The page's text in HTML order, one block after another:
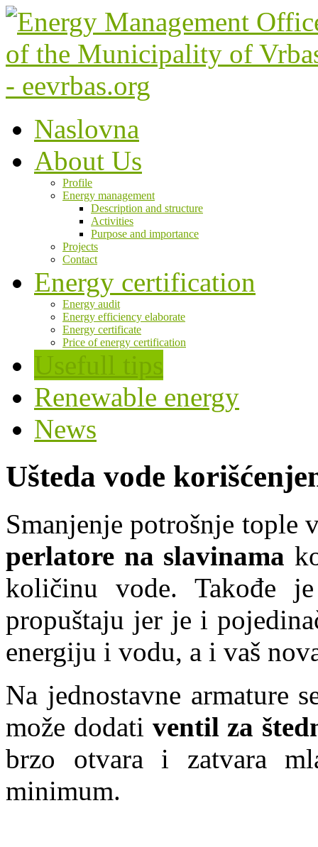
Naslovna
About Us
Profile
Energy management
Description and structure
Activities
Purpose and importance
Projects
Contact
Energy certification
Energy audit
Energy efficiency elaborate
Energy certificate
Price of energy certification
Usefull tips
Renewable energy
News
Ušteda vode
Smanjenje potrošnje tople
perlatore na slavinama
količinu vode. Takođe
propuštaju jer je i
energiju i vodu, a i vaš
Na jednostavne armature
može dodati ventil za
brzo otvara i zatvara
minimum.